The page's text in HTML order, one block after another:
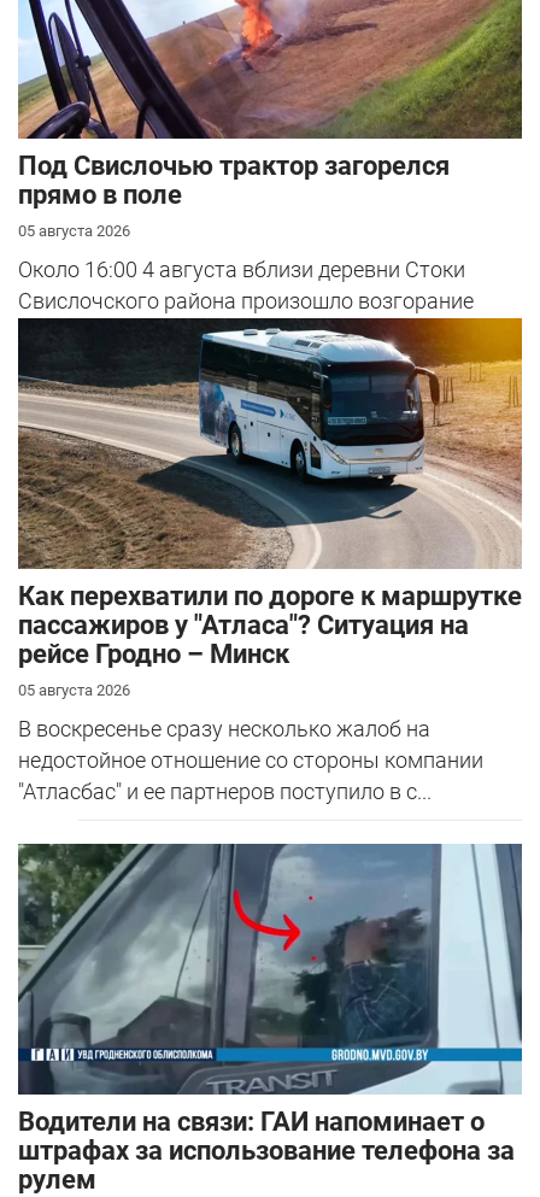
Под Свислочью трактор загорелся
прямо в поле
05 августа 2026
Около 16:00 4 августа вблизи деревни Стоки
Свислочского района произошло возгорание
трактора во время вспашки поля.
Как перехватили по дороге к маршрутке
пассажиров у "Атласа"? Ситуация на
рейсе Гродно – Минск
05 августа 2026
В воскресенье сразу несколько жалоб на
недостойное отношение со стороны компании
"Атласбас" и ее партнеров поступило в с...
Водители на связи: ГАИ напоминает о
штрафах за использование телефона за
рулем